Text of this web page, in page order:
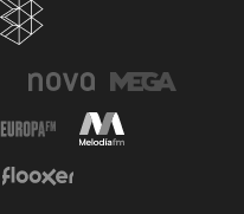
Últimas noticias
Recetas de cocina
pélvico